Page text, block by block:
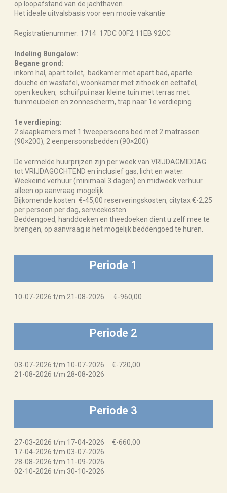
op loopafstand van de jachthaven.
Het ideale uitvalsbasis voor een mooie vakantie
Registratienummer: 1714 17DC 00F2 11EB 92CC
Indeling Bungalow:
Begane grond:
inkom hal, apart toilet, badkamer met apart bad, aparte
douche en wastafel, woonkamer met zithoek en eettafel,
open keuken, schuifpui naar kleine tuin met terras met
tuinmeubelen en zonnescherm, trap naar 1e verdieping
1e verdieping:
2 slaapkamers met 1 tweepersoons bed met 2 matrassen
(90×200), 2 eenpersoonsbedden (90×200)
De vermelde huurprijzen zijn per week van VRIJDAGMIDDAG
tot VRIJDAGOCHTEND en inclusief gas, licht en water.
Weekeind verhuur (minimaal 3 dagen) en midweek verhuur
alleen op aanvraag mogelijk.
Bijkomende kosten €-45,00 reserveringskosten, citytax €-2,25
per persoon per dag, servicekosten.
Beddengoed, handdoeken en theedoeken dient u zelf mee te
brengen, op aanvraag is het mogelijk beddengoed te huren.
Periode 1
10-07-2026 t/m 21-08-2026 €-960,00
Periode 2
03-07-2026 t/m 10-07-2026 €-720,00
21-08-2026 t/m 28-08-2026
Periode 3
27-03-2026 t/m 17-04-2026 €-660,00
17-04-2026 t/m 03-07-2026
28-08-2026 t/m 11-09-2026
02-10-2026 t/m 30-10-2026